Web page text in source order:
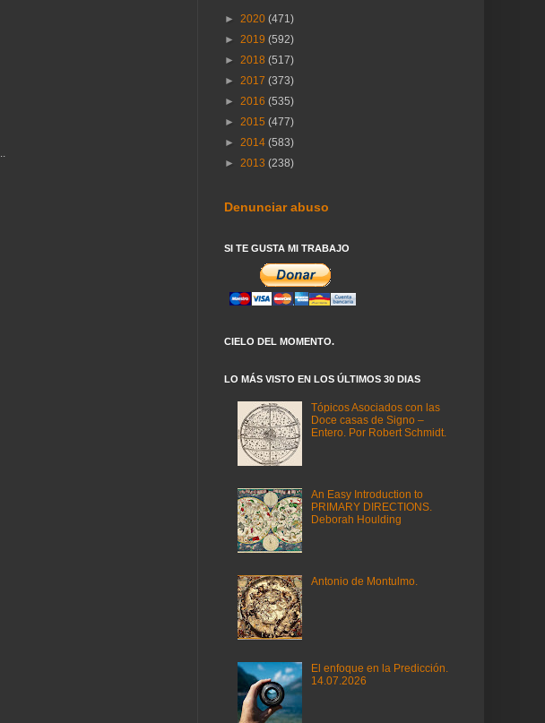
► 2020 (471)
► 2019 (592)
► 2018 (517)
► 2017 (373)
► 2016 (535)
► 2015 (477)
► 2014 (583)
► 2013 (238)
Denunciar abuso
SI TE GUSTA MI TRABAJO
CIELO DEL MOMENTO.
LO MÁS VISTO EN LOS ÚLTIMOS 30 DIAS
Tópicos Asociados con las
Doce casas de Signo –
Entero. Por Robert Schmidt.
An Easy Introduction to
PRIMARY DIRECTIONS.
Deborah Houlding
Antonio de Montulmo.
El enfoque en la Predicción.
14.07.2026